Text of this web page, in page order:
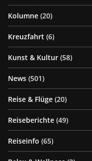
Kolumne (20)
Kreuzfahrt (6)
Kunst & Kultur (58)
News (501)
Reise & Flüge (20)
Reiseberichte (49)
Reiseinfo (65)